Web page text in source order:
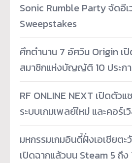
Sonic Rumble Party จัดอี
Sweepstakes
ศึกตำนาน 7 อัศวิน Origin เ
สมาชิกแห่งบัญญัติ 10 ประก
RF ONLINE NEXT เปิดตัว
ระบบเกมเพลย์ใหม่ และคอร์เ
มหกรรมเกมอินดี้ฝั่งเอเชียต
เปิดฉากแล้วบน Steam 5 ถึ